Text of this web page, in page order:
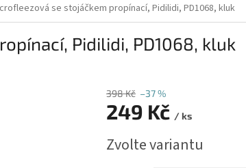
se stojáčkem propínací, Pidilidi, PD1068, kluk
Pidilidi, PD1068, kluk
398 Kč –37 %
249 Kč / ks
cena:
Zvolte variantu